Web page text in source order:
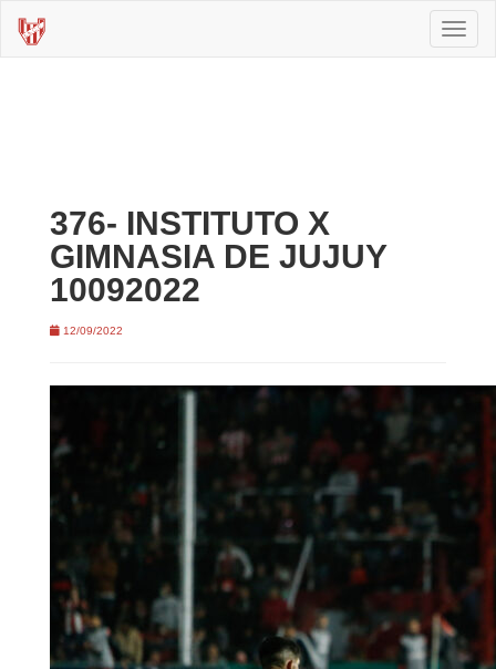
376- INSTITUTO X
GIMNASIA DE JUJUY
10092022
12/09/2022